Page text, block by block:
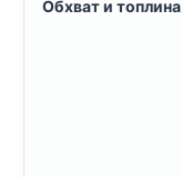
Обхват и топлина